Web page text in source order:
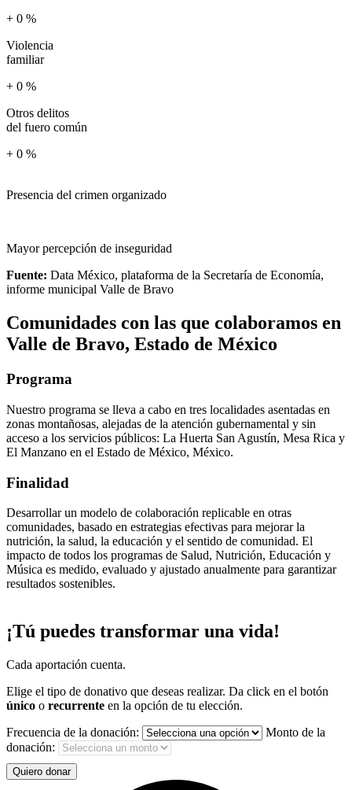
+ 0 %
Violencia
familiar
+ 0 %
Otros delitos
del fuero común
+ 0 %
Presencia del crimen organizado
Mayor percepción de inseguridad
Fuente: Data México, plataforma de la Secretaría de Economía,
informe municipal Valle de Bravo
Comunidades con las que colaboramos en
Valle de Bravo, Estado de México
Programa
Nuestro programa se lleva a cabo en tres localidades asentadas en
zonas montañosas, alejadas de la atención gubernamental y sin
acceso a los servicios públicos: La Huerta San Agustín, Mesa Rica y
El Manzano en el Estado de México, México.
Finalidad
Desarrollar un modelo de colaboración replicable en otras
comunidades, basado en estrategias efectivas para mejorar la
nutrición, la salud, la educación y el sentido de comunidad. El
impacto de todos los programas de Salud, Nutrición, Educación y
Música es medido, evaluado y ajustado anualmente para garantizar
resultados sostenibles.
¡Tú puedes transformar una vida!
Cada aportación cuenta.
Elige el tipo de donativo que deseas realizar. Da click en el botón
único o recurrente en la opción de tu elección.
Frecuencia de la donación:
Monto de la
donación:
Quiero donar